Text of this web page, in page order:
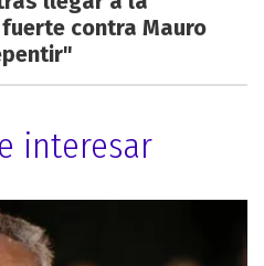
contra Mauro
interesar